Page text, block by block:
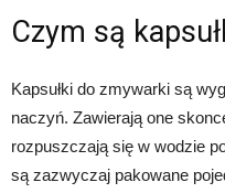
Czym są
Kapsułki do zmywarki są
naczyń. Zawierają one
rozpuszczają się w wodzie
są zazwyczaj pakowane